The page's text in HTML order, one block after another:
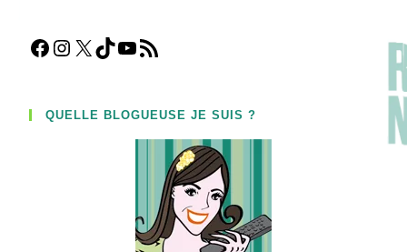
Facebook
Instagram
X TikTokYouTube
Flux RSS
QUELLE BLOGUEUSE JE SUIS ?